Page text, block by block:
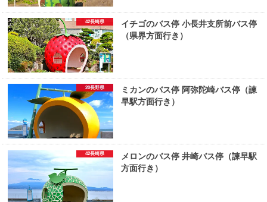
42長崎県
イチゴのバス停 小長井支所前バス停
（県界方面行き）
20長野県
ミカンのバス停 阿弥陀崎バス停（諫
早駅方面行き）
42長崎県
メロンのバス停 井崎バス停（諫早駅
方面行き）